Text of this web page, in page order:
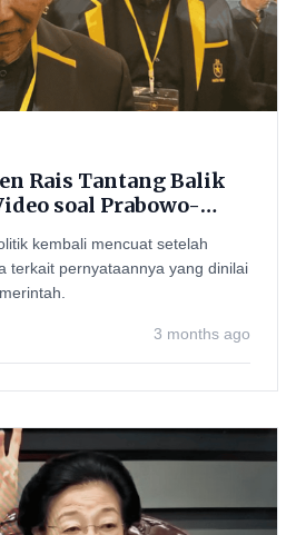
Rais Tantang Balik
soal Prabowo-
kembali mencuat setelah
terkait pernyataannya yang dinilai
3 months ago